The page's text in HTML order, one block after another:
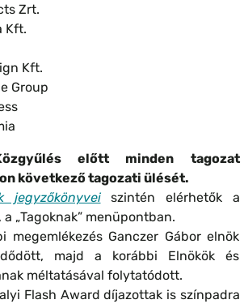
Zrt.
Kft.
Kft.
Group
előtt minden tagozat
következő tagozati ülését.
jegyzőkönyveiszintén elérhetők a
„Tagoknak” menüpontban.
megemlékezés Ganczer Gábor elnök
majd a korábbi Elnökök és
méltatásával folytatódott.
Flash Award díjazottak is színpadra